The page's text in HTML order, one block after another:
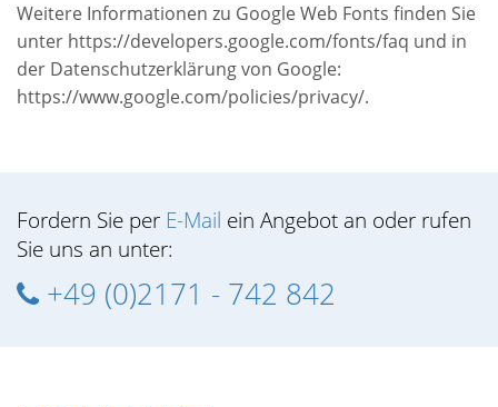
Weitere Informationen zu Google Web Fonts finden Sie
unter https://developers.google.com/fonts/faq und in
der Datenschutzerklärung von Google:
https://www.google.com/policies/privacy/.
Fordern Sie per E-Mail ein Angebot an oder rufen
Sie uns an unter:
+49 (0)2171 - 742 842